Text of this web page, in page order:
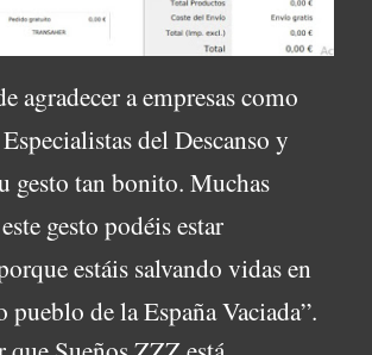
agradecer a empresas como
del Descanso y
gesto tan bonito. Muchas
gesto podéis estar
estáis salvando vidas en
pueblo de la España Vaciada”.